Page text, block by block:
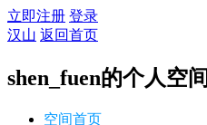
立即注册 登录
汉山 返回首页
shen_fuen的个人空间
空间首页